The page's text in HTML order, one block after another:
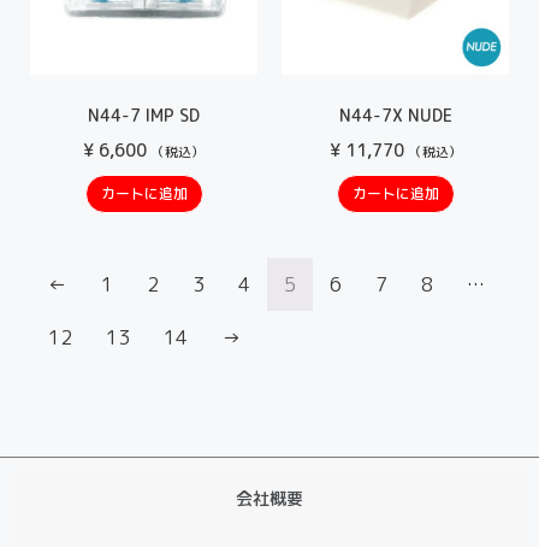
N44-7 IMP SD
¥ 6,600 （税込）
カートに追加
N44-7X NUDE
¥11,770 （税込）
カートに追加
← 1 2 3 4 5 6 7 8
…
12
13 14 →
会社概要